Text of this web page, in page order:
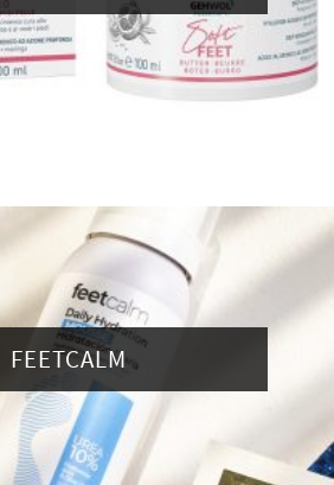
FEETCALM